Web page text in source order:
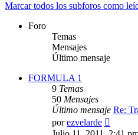
Marcar todos los subforos como
Foro
Temas
Mensajes
Último mensaje
FORMULA 1
9 Temas
50 Mensajes
Último mensaje Re:
porezvelarde
último